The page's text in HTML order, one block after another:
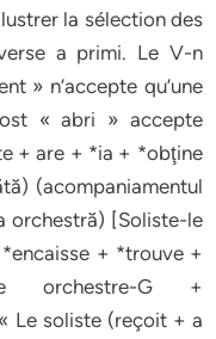
la sélection des
a primi. Le V-n
» n’accepte qu’une
« abri » accepte
+ are + *ia + *obţine
(acompaniamentul
orchestră) [Soliste-le
+ *trouve +
le orchestre-G +
Le soliste (reçoit + a